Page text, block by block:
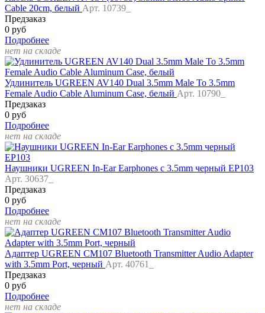
Cable 20cm, белый Арт. 10739_
Предзаказ
0 руб
Подробнее
нет на складе
Удлинитель UGREEN AV140 Dual 3.5mm Male To 3.5mm
Female Audio Cable Aluminum Case, белый Арт. 10790_
Предзаказ
0 руб
Подробнее
нет на складе
Наушники UGREEN In-Ear Earphones с 3.5mm черный EP103
Арт. 30637_
Предзаказ
0 руб
Подробнее
нет на складе
Адаптер UGREEN CM107 Bluetooth Transmitter Audio Adapter
with 3.5mm Port, черный Арт. 40761_
Предзаказ
0 руб
Подробнее
нет на складе